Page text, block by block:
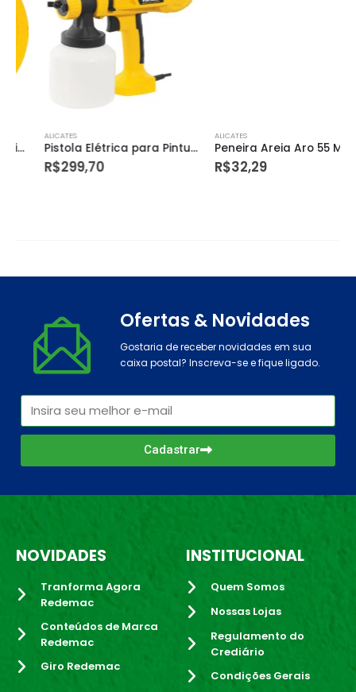
ALICATES
Pistola Elétrica para Pintura Pev 400 400w 220v – Vonder
299,70
ALICATES
Peneira Areia Aro 55 Madeira
32,29
Ofertas & Novidades
Gostaria de receber novidades em sua
caixa postal? Inscreva-se e fique ligado.
Cadastrar
NOVIDADES
Tranforma Agora
Redemac
Conteúdos de Marca
Redemac
Giro Redemac
INSTITUCIONAL
Quem Somos
Nossas Lojas
Regulamento do
Crediário
Condições Gerais